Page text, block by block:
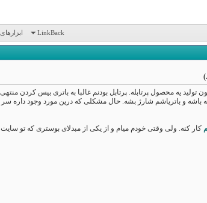
LinkBack
یه محصول پرتابله. پرتابل بودنم غالبا به باتری بیس کردن
و باتریاشم شارژ بشه. حال مشکلی که درین مورد وجود داره سر
کار کنه. ولی وقتی خودم میام و از یکی از مبدلای بوستری که تو